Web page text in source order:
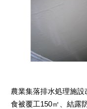
農業集落排水処理施
食被覆工150㎡、結露